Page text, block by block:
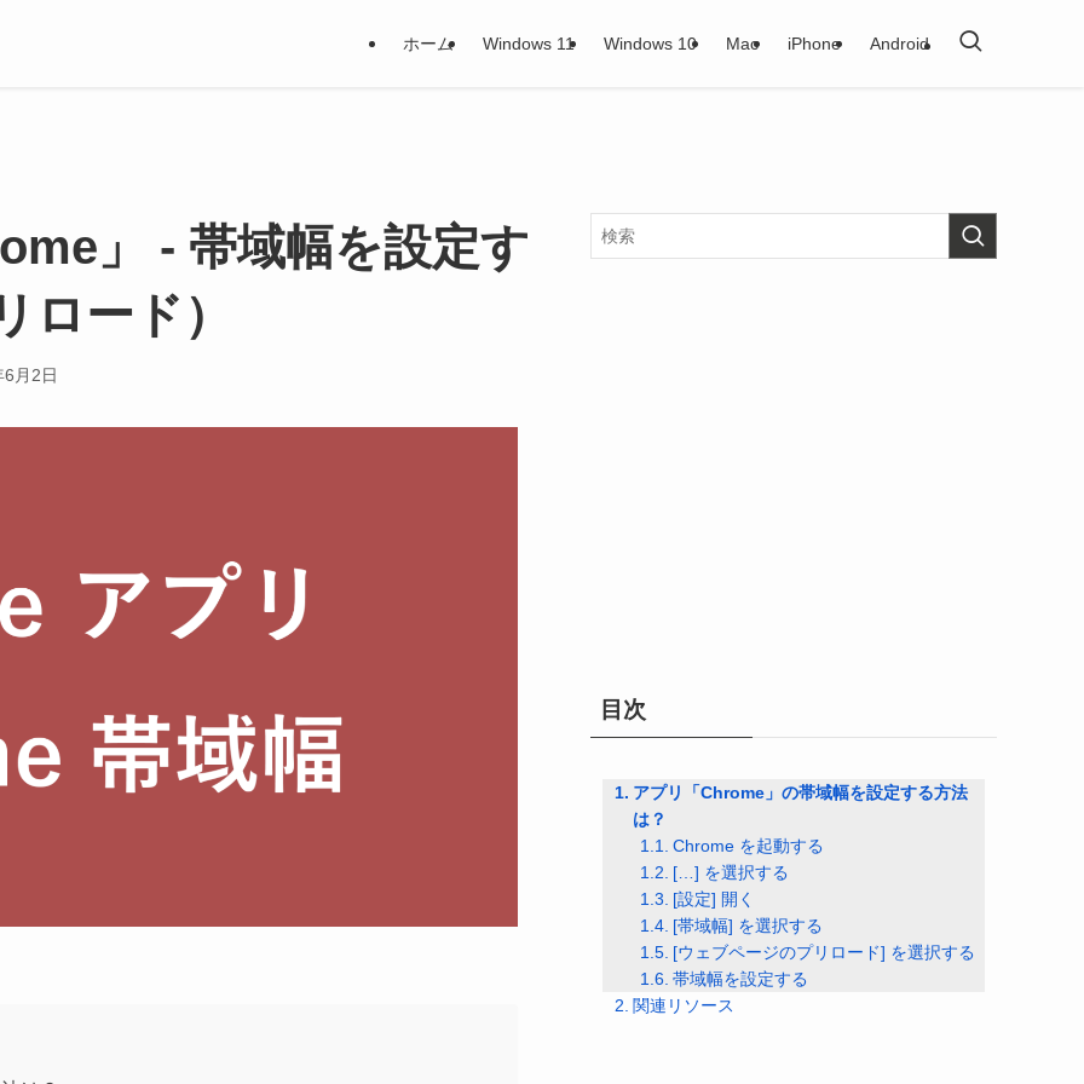
ホーム Windows 11 Windows 10 Mac iPhone Android
」 - 帯域幅を設定す
ロード）
月2日
目次
アプリ「Chrome」の帯域幅を設定する方法
は？
Chrome を起動する
[…] を選択する
[設定] 開く
[帯域幅] を選択する
[ウェブページのプリロード] を選択する
帯域幅を設定する
関連リソース